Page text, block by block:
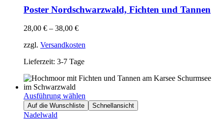
Poster Nordschwarzwald, Fichten und Tannen
28,00 € – 38,00 €
zzgl. Versandkosten
Lieferzeit: 3-7 Tage
Ausführung wählen
Auf die Wunschliste Schnellansicht
Nadelwald